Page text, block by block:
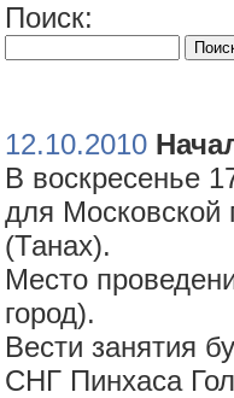
Поиск:
12.10.2010
В воскресенье
для Московской
(Танах).
Место
город).
Вести занятия
СНГ Пинхаса